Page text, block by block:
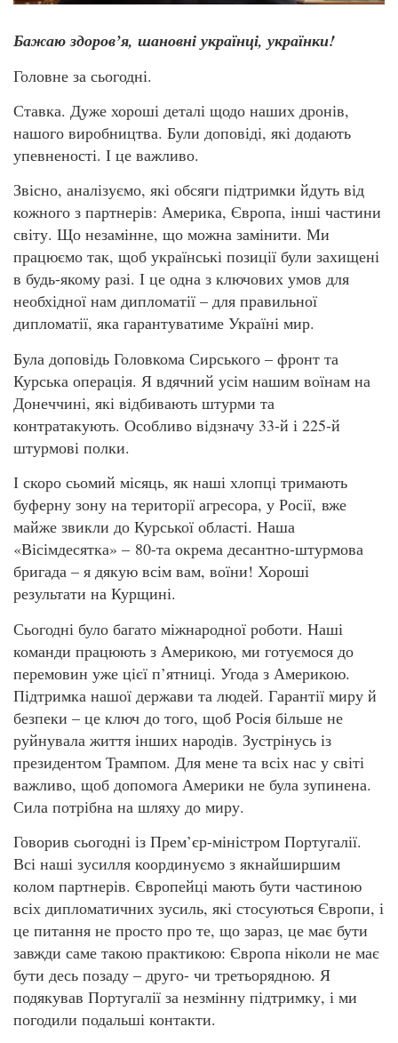
Бажаю здоров’я, шановні українці, українки!
Головне за сьогодні.
Ставка. Дуже хороші деталі щодо наших дронів,
нашого виробництва. Були доповіді, які додають
упевненості. І це важливо.
Звісно, аналізуємо, які обсяги підтримки йдуть від
кожного з партнерів: Америка, Європа, інші частини
світу. Що незамінне, що можна замінити. Ми
працюємо так, щоб українські позиції були захищені
в будь-якому разі. І це одна з ключових умов для
необхідної нам дипломатії – для правильної
дипломатії, яка гарантуватиме Україні мир.
Була доповідь Головкома Сирського – фронт та
Курська операція. Я вдячний усім нашим воїнам на
Донеччині, які відбивають штурми та
контратакують. Особливо відзначу 33-й і 225-й
штурмові полки.
І скоро сьомий місяць, як наші хлопці тримають
буферну зону на території агресора, у Росії, вже
майже звикли до Курської області. Наша
«Вісімдесятка» – 80-та окрема десантно-штурмова
бригада – я дякую всім вам, воїни! Хороші
результати на Курщині.
Сьогодні було багато міжнародної роботи. Наші
команди працюють з Америкою, ми готуємося до
перемовин уже цієї п’ятниці. Угода з Америкою.
Підтримка нашої держави та людей. Гарантії миру й
безпеки – це ключ до того, щоб Росія більше не
руйнувала життя інших народів. Зустрінусь із
президентом Трампом. Для мене та всіх нас у світі
важливо, щоб допомога Америки не була зупинена.
Сила потрібна на шляху до миру.
Говорив сьогодні із Прем’єр-міністром Португалії.
Всі наші зусилля координуємо з якнайширшим
колом партнерів. Європейці мають бути частиною
всіх дипломатичних зусиль, які стосуються Європи, і
це питання не просто про те, що зараз, це має бути
завжди саме такою практикою: Європа ніколи не має
бути десь позаду – друго- чи третьорядною. Я
подякував Португалії за незмінну підтримку, і ми
погодили подальші контакти.